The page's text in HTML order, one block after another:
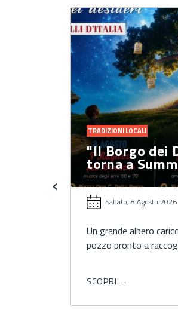
TRADIZIONI LOCALI
"Il Borgo dei
torna a
Sabato, 8 Agosto 2026
Un grande albero
pozzo pronto a
SCOPRI →
‹